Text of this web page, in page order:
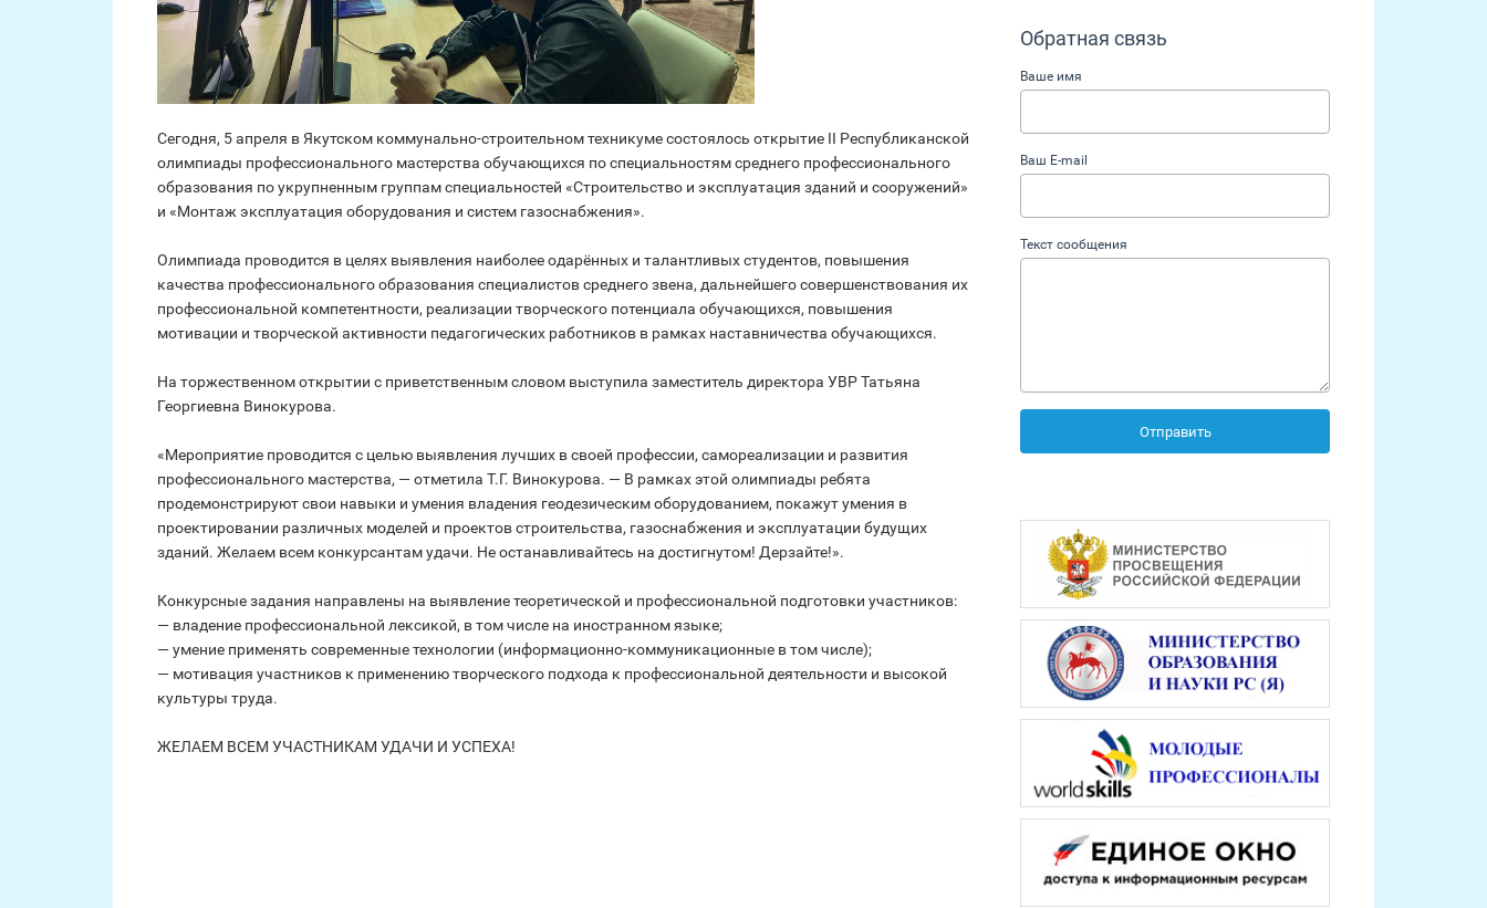
Сегодня, 5 апреля в Якутском коммунально-строительном техникуме состоялось открытие II Республиканской
олимпиады профессионального мастерства обучающихся по специальностям среднего профессионального
образования по укрупненным группам специальностей «Строительство и эксплуатация зданий и сооружений»
и «Монтаж эксплуатация оборудования и систем газоснабжения».
Олимпиада проводится в целях выявления наиболее одарённых и талантливых студентов, повышения
качества профессионального образования специалистов среднего звена, дальнейшего совершенствования их
профессиональной компетентности, реализации творческого потенциала обучающихся, повышения
мотивации и творческой активности педагогических работников в рамках наставничества обучающихся.
На торжественном открытии с приветственным словом выступила заместитель директора УВР Татьяна
Георгиевна Винокурова.
«Мероприятие проводится с целью выявления лучших в своей профессии, самореализации и развития
профессионального мастерства, — отметила Т.Г. Винокурова. — В рамках этой олимпиады ребята
продемонстрируют свои навыки и умения владения геодезическим оборудованием, покажут умения в
проектировании различных моделей и проектов строительства, газоснабжения и эксплуатации будущих
зданий. Желаем всем конкурсантам удачи. Не останавливайтесь на достигнутом! Дерзайте!».
Конкурсные задания направлены на выявление теоретической и профессиональной подготовки участников:
— владение профессиональной лексикой, в том числе на иностранном языке;
— умение применять современные технологии (информационно-коммуникационные в том числе);
— мотивация участников к применению творческого подхода к профессиональной деятельности и высокой
культуры труда.
ЖЕЛАЕМ ВСЕМ УЧАСТНИКАМ УДАЧИ И УСПЕХА!
Обратная связь
Ваше имя
Ваш E-mail
Текст сообщения